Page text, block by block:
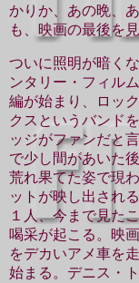
かりか、あの晩、
も、映画の最後を
ついに照明が暗く
ンタリー・フィル
編が始まり、ロッ
クスというバンド
ッジがファンだと
で少し間があいた
荒れ果てた姿で現
ットが映し出され
１人、今まで見た
喝采が起こる。映
をデカいアメ車を
始まる。デニス・